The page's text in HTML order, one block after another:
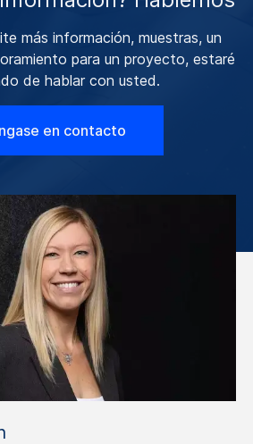
más información, muestras, un
para un proyecto, estaré
de hablar con usted.
en contacto